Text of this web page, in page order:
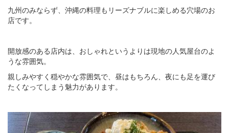
九州のみならず、沖縄の料理もリーズナブルに楽しめる穴場のお
店です。
開放感のある店内は、おしゃれというよりは現地の人気屋台のよ
うな雰囲気。
親しみやすく穏やかな雰囲気で、昼はもちろん、夜にも足を運び
たくなってしまう魅力があります。